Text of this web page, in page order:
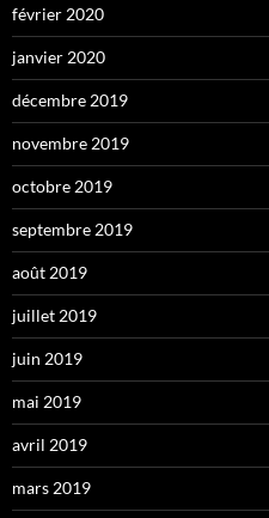
février 2020
janvier 2020
décembre 2019
novembre 2019
octobre 2019
septembre 2019
août 2019
juillet 2019
juin 2019
mai 2019
avril 2019
mars 2019